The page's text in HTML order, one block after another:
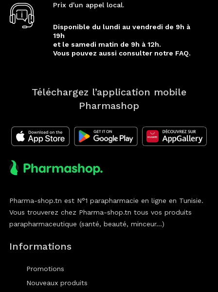
Prix d'un appel local.
Disponible du lundi au vendredi de 9h à
19h
et le samedi matin de 9h à 12h.
Vous pouvez aussi consulter notre FAQ.
Téléchargez l’application mobile
Pharmashop
Pharma-shop.tn est N°1 parapharmacie en ligne en Tunisie.
Vous trouverez chez Pharma-shop.tn tous vos produits
parapharmaceutique (santé, beauté, minceur...)
Informations
Promotions
Nouveaux produits